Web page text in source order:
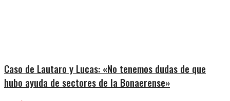
Caso de Lautaro y Lucas: «No tenemos dudas de que
hubo ayuda de sectores de la Bonaerense»